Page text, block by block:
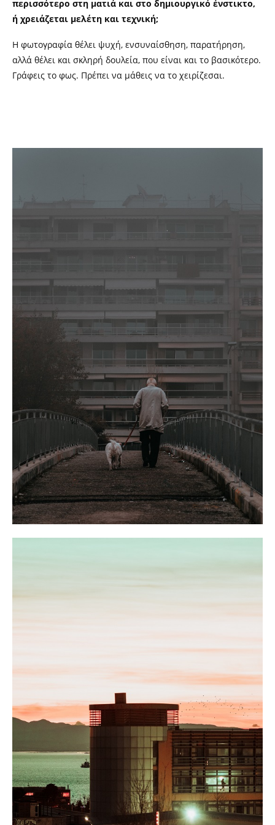
περισσότερο στη ματιά και στο δημιουργικό ένστικτο,
ή χρειάζεται μελέτη και τεχνική;
Η φωτογραφία θέλει ψυχή, ενσυναίσθηση, παρατήρηση,
αλλά θέλει και σκληρή δουλεία, που είναι και το βασικότερο.
Γράφεις το φως. Πρέπει να μάθεις να το χειρίζεσαι.